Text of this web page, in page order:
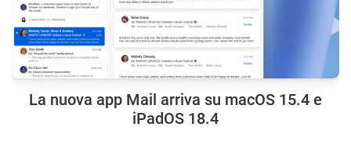
La nuova app Mail arriva su macOS 15.4 e
iPadOS 18.4